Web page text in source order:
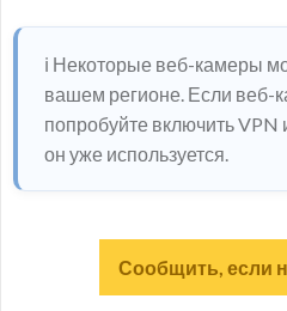
ℹ️ Некоторые веб-камеры
вашем регионе. Если веб-
попробуйте включить VPN
он уже используется.
Сообщить, если